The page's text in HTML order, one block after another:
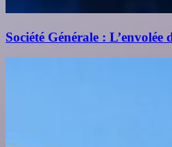
Société Générale : L’envolée